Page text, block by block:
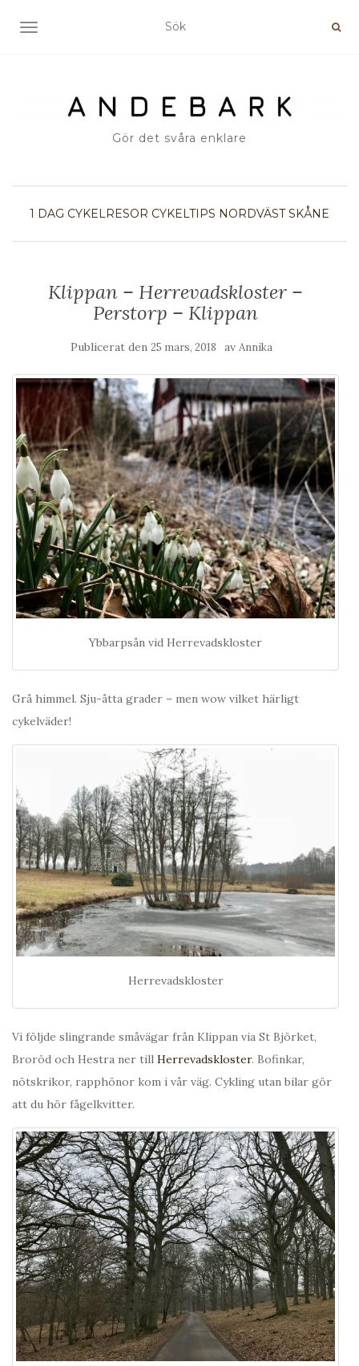
SLÅ PÅ/AV NAVIGERING
Gör det svåra enklare
1 DAG CYKELRESOR CYKELTIPS NORDVÄST SKÅNE
Klippan – Herrevadskloster –
Perstorp – Klippan
Publicerat den 25 mars, 2018 av Annika
Ybbarpsån vid Herrevadskloster
Grå himmel. Sju-åtta grader – men wow vilket härligt
cykelväder!
Herrevadskloster
Vi följde slingrande småvägar från Klippan via St Björket,
Broröd och Hestra ner till Herrevadskloster. Bofinkar,
nötskrikor, rapphönor kom i vår väg. Cykling utan bilar gör
att du hör fågelkvitter.